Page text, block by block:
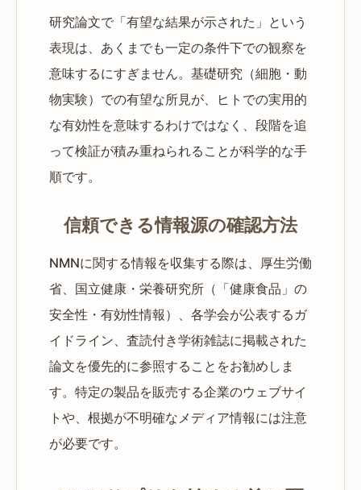
研究論文で「有望な結果が示された」という
表現は、あくまでも一定の条件下での観察を
意味するにすぎません。基礎研究（細胞・動
物実験）での有望な所見が、ヒトでの実用的
な有効性を意味するわけではなく、段階を追
って検証が積み重ねられることが科学的な手
順です。
信頼できる情報源の確認方法
NMNに関する情報を収集する際は、厚生労働
省、国立健康・栄養研究所（「健康食品」の
安全性・有効性情報）、各学会が公表するガ
イドライン、査読付き学術雑誌に掲載された
論文を優先的に参照することをお勧めしま
す。特定の製品を販売する企業のウェブサイ
トや、根拠が不明確なメディア情報には注意
が必要です。